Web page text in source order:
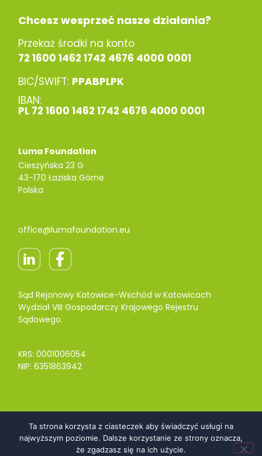
Chcesz wesprzeć nasze działania?
Przekaż środki na konto
72 1600 1462 1742 4676 4000 0001
BIC/SWIFT: PPABPLPK
IBAN:
PL 72 1600 1462 1742 4676 4000 0001
Luma Foundation
Cieszyńska 23 G
43-170 Łaziska Górne
Polska
office@lumafoundation.eu
Sąd Rejonowy Katowice-Wschód w Katowicach
Wydział VIII Gospodarczy Krajowego Rejestru
Sądowego.
KRS: 0001006054
NIP: 6351863942
Polityka prywatności
Klauzula informacyjna ogólna
Ta strona korzysta z ciasteczek aby świadczyć usługi na
najwyższym poziomie. Dalsze korzystanie ze strony oznacza,
że zgadzasz się na ich użycie.